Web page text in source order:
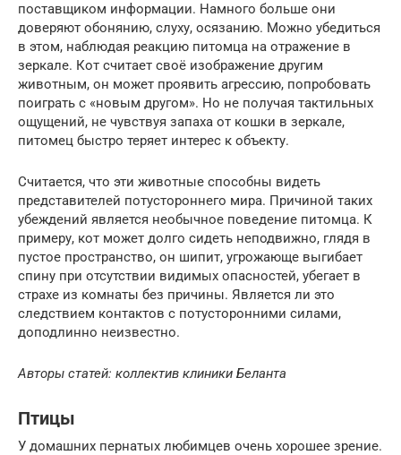
поставщиком информации. Намного больше они
доверяют обонянию, слуху, осязанию. Можно убедиться
в этом, наблюдая реакцию питомца на отражение в
зеркале. Кот считает своё изображение другим
животным, он может проявить агрессию, попробовать
поиграть с «новым другом». Но не получая тактильных
ощущений, не чувствуя запаха от кошки в зеркале,
питомец быстро теряет интерес к объекту.
Считается, что эти животные способны видеть
представителей потустороннего мира. Причиной таких
убеждений является необычное поведение питомца. К
примеру, кот может долго сидеть неподвижно, глядя в
пустое пространство, он шипит, угрожающе выгибает
спину при отсутствии видимых опасностей, убегает в
страхе из комнаты без причины. Является ли это
следствием контактов с потусторонними силами,
доподлинно неизвестно.
Авторы статей: коллектив клиники Беланта
Птицы
У домашних пернатых любимцев очень хорошее зрение.